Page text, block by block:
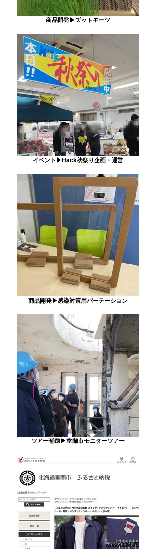
商品開発▶ズットモーツ
イベント▶Hack秋祭り企画・運営
商品開発▶感染対策用パーテーション
ツアー補助▶室蘭市モニターツアー